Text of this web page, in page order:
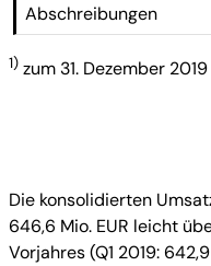
Abschreibungen
1) zum 31. Dezember 2019
Die konsolidierten
646,6 Mio. EUR leicht
Vorjahres (Q1 2019: